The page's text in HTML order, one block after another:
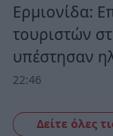
Ερμιονίδα:
τουριστών
υπέστησαν
22:46
Δείτε όλες